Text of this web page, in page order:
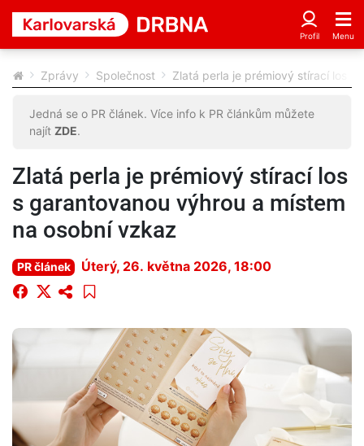
Zprávy Společnost Zlatá perla je prémiový stírací los s
Jedná se o PR článek. Více info k PR článkům můžete
najít ZDE.
Zlatá perla je prémiový stírací los
s garantovanou výhrou a místem
na osobní vzkaz
PR článek Úterý, 26. května 2026, 18:00